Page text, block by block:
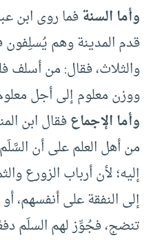
وأما السنةفما روى ابن
قدم المدينة وهم يُسلِفون
والثلاث، فقال: من أسلف
ووزن معلوم إلى أجل
وأما الإجماعفقال ابن
من أهل العلم على أن
إليه؛ لأن أرباب الزورع
إلى النفقة على أنفسهم،
تنضج، فجُوِّز لهم السلَم